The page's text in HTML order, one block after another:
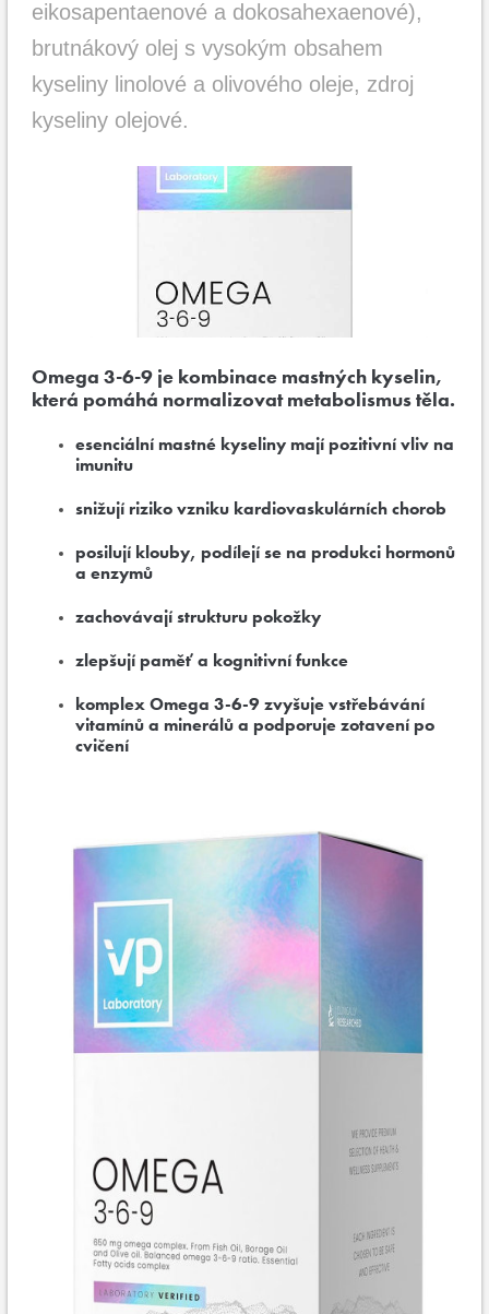
eikosapentaenové a dokosahexaenové),
brutnákový olej s vysokým obsahem
kyseliny linolové a olivového oleje, zdroj
kyseliny olejové.
Omega 3-6-9 je kombinace mastných kyselin,
která pomáhá normalizovat metabolismus těla.
esenciální mastné kyseliny mají pozitivní vliv na
imunitu
snižují riziko vzniku kardiovaskulárních chorob
posilují klouby, podílejí se na produkci hormonů
a enzymů
zachovávají strukturu pokožky
zlepšují paměť a kognitivní funkce
komplex Omega 3-6-9 zvyšuje vstřebávání
vitamínů a minerálů a podporuje zotavení po
cvičení